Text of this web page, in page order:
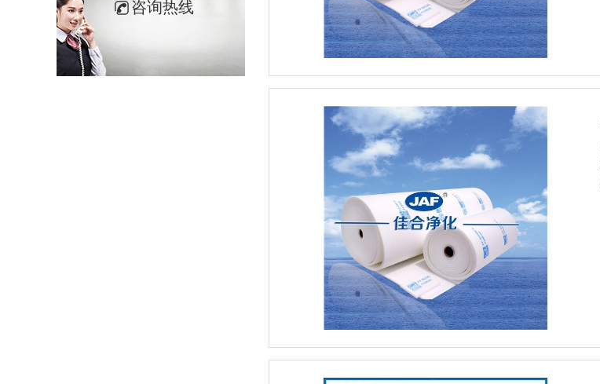
咨询热线